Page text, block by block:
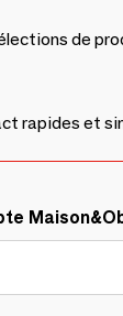
de
rapides et